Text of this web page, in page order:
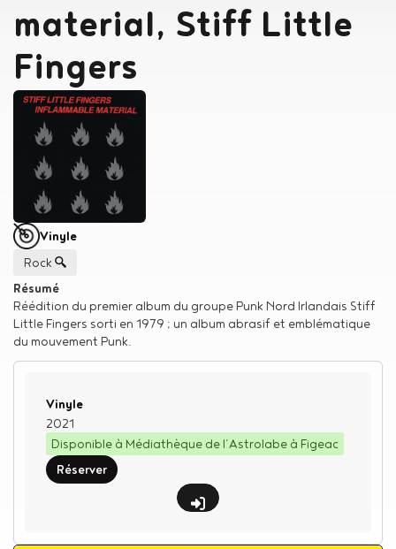
material, Stiff Little
Fingers
Type de support matériel
Vinyle
Genre musical
Rock
Résumé
Réédition du premier album du groupe Punk Nord Irlandais Stiff
Little Fingers sorti en 1979 ; un album abrasif et emblématique
du mouvement Punk.
Type de support matériel
Vinyle
2021
Disponible à Médiathèque de l’Astrolabe à Figeac
Réserver